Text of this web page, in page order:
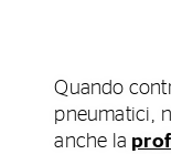
Quando
pneumatici,
anche la